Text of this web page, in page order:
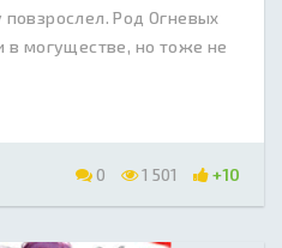
Род Огневых
в могуществе, но тоже не
0 1 501 +10